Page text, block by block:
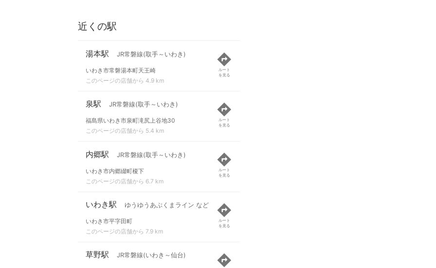
近くの駅
湯本駅 JR常磐線(取手～いわき)
いわき市常磐湯本町天王崎
このページの店舗から 4.9 km
ルート
を見る
泉駅 JR常磐線(取手～いわき)
福島県いわき市泉町滝尻上谷地30
このページの店舗から 5.4 km
ルート
を見る
内郷駅 JR常磐線(取手～いわき)
いわき市内郷綴町榎下
このページの店舗から 6.7 km
ルート
を見る
いわき駅 ゆうゆうあぶくまライン など
いわき市平字田町
このページの店舗から 7.9 km
ルート
を見る
草野駅 JR常磐線(いわき～仙台)